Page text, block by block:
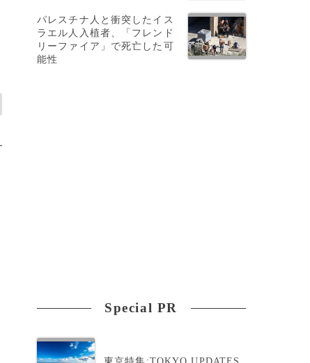
パレスチナ人と衝突したイス
ラエル人入植者、「フレンド
リーファイア」で死亡した可
能性
Special PR
東京特集:TOKYO UPDATES